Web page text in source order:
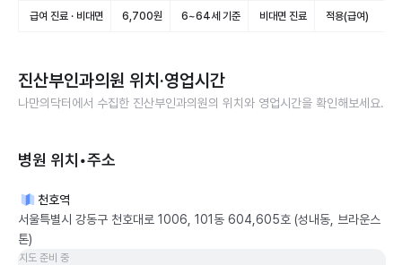
급여 진료 · 비대면 6,700원 6~64세 기준 비대면 진료 적용(급여)
진산부인과의원 위치·영업시간
나만의닥터에서 수집한 진산부인과의원의 위치와 영업시간을 확인해보세요.
병원 위치•주소
천호역
서울특별시 강동구 천호대로 1006, 101동 604,605호 (성내동, 브라운스
톤)
지도 준비 중